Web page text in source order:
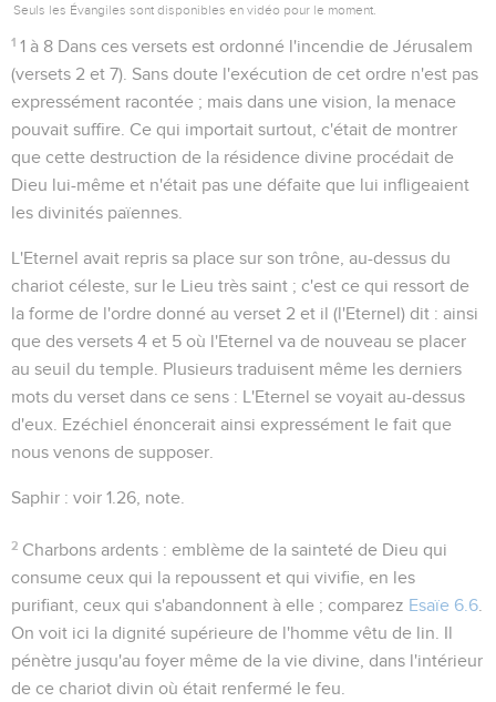
Seuls les Évangiles sont disponibles en vidéo pour le moment.
1 1 à 8 Dans ces versets est ordonné l'incendie de Jérusalem
(versets 2 et 7). Sans doute l'exécution de cet ordre n'est pas
expressément racontée ; mais dans une vision, la menace
pouvait suffire. Ce qui importait surtout, c'était de montrer
que cette destruction de la résidence divine procédait de
Dieu lui-même et n'était pas une défaite que lui infligeaient
les divinités païennes.
L'Eternel avait repris sa place sur son trône, au-dessus du
chariot céleste, sur le Lieu très saint ; c'est ce qui ressort de
la forme de l'ordre donné au verset 2 et il (l'Eternel) dit : ainsi
que des versets 4 et 5 où l'Eternel va de nouveau se placer
au seuil du temple. Plusieurs traduisent même les derniers
mots du verset dans ce sens : L'Eternel se voyait au-dessus
d'eux. Ezéchiel énoncerait ainsi expressément le fait que
nous venons de supposer.
Saphir : voir 1.26 , note.
2 Charbons ardents : emblème de la sainteté de Dieu qui
consume ceux qui la repoussent et qui vivifie, en les
purifiant, ceux qui s'abandonnent à elle ; comparez Esaïe 6.6
On voit ici la dignité supérieure de l'homme vêtu de lin. Il
pénètre jusqu'au foyer même de la vie divine, dans l'intérieur
de ce chariot divin où était renfermé le feu.